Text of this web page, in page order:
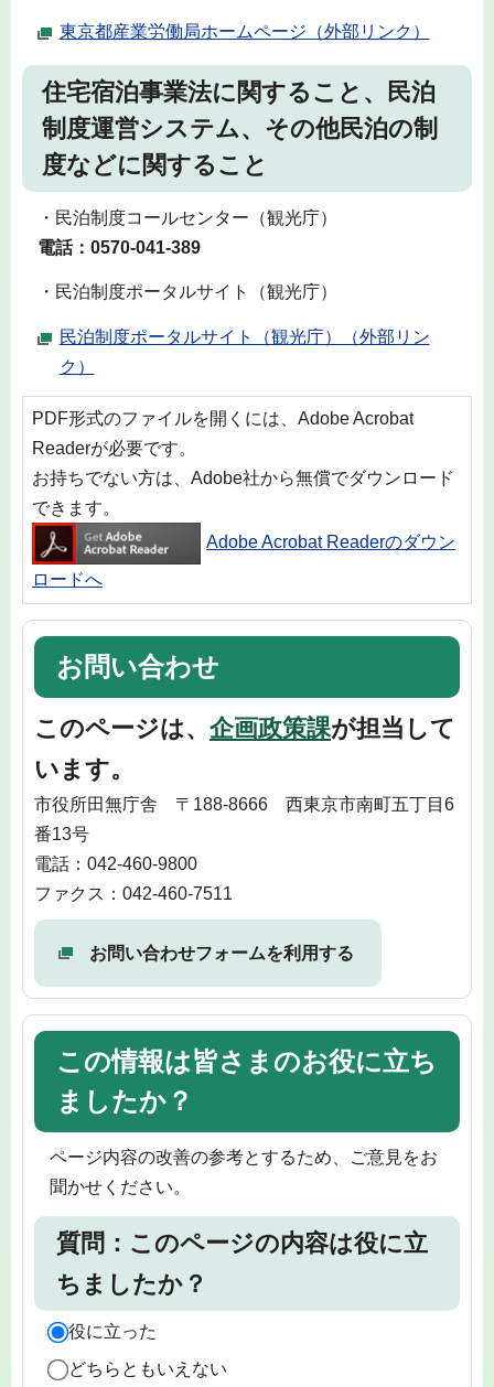
東京都産業労働局ホームページ（外部リンク）
住宅宿泊事業法に関すること、民泊
制度運営システム、その他民泊の制
度などに関すること
・民泊制度コールセンター（観光庁）
電話：0570-041-389
・民泊制度ポータルサイト（観光庁）
民泊制度ポータルサイト（観光庁）（外部リン
ク）
PDF形式のファイルを開くには、Adobe Acrobat
Readerが必要です。
お持ちでない方は、Adobe社から無償でダウンロード
できます。
Adobe Acrobat Readerのダウン
ロードへ
お問い合わせ
このページは、 企画政策課が担当して
います。
市役所田無庁舎 〒188-8666 西東京市南町五丁目6
番13号
電話：042-460-9800
ファクス：042-460-7511
お問い合わせフォームを利用する
この情報は皆さまのお役に立ち
ましたか？
ページ内容の改善の参考とするため、ご意見をお
聞かせください。
質問：このページの内容は役に立
ちましたか？
役に立った
どちらともいえない